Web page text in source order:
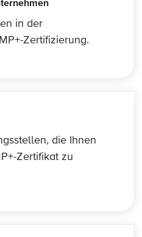
in der
Zertifizierung.
die Ihnen
Zertifikat zu